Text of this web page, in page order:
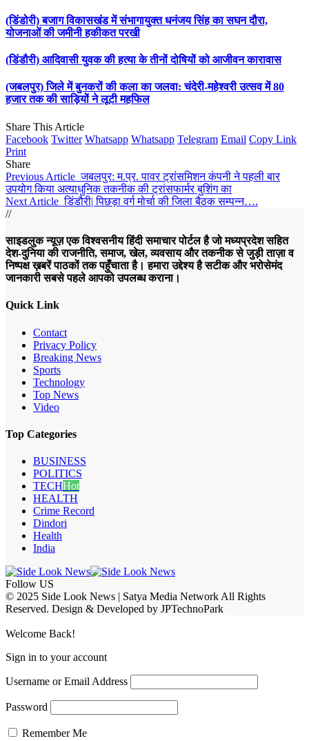
(डिंडोरी) बजाग विकासखंड में संभागायुक्त धनंजय सिंह का सघन दौरा,
योजनाओं की जमीनी हकीकत परखी
(डिंडौरी) आदिवासी युवक की हत्या के तीनों दोषियों को आजीवन कारावास
(जबलपुर) जिले में बुनकरों की कला का जलवा: चंदेरी-महेश्वरी उत्सव में 80
हजार तक की साड़ियों ने लूटी महफिल
Share This Article
Facebook Twitter Whatsapp Whatsapp Telegram Email Copy Link
Print
Share
Previous Article जबलपुर: म.प्र. पावर ट्रांसमिशन कंपनी ने पहली बार
उपयोग किया अत्याधुनिक तकनीक की ट्रांसफार्मर बुशिंग का
Next Article डिंडौरी| पिछड़ा वर्ग मोर्चा की जिला बैठक सम्पन्न….
//
साइडलुक न्यूज़ एक विश्वसनीय हिंदी समाचार पोर्टल है जो मध्यप्रदेश सहित
देश-दुनिया की राजनीति, समाज, खेल, व्यवसाय और तकनीक से जुड़ी ताज़ा व
निष्पक्ष ख़बरें पाठकों तक पहुँचाता है। हमारा उद्देश्य है सटीक और भरोसेमंद
जानकारी सबसे पहले आपको उपलब्ध कराना।
Quick Link
Contact
Privacy Policy
Breaking News
Sports
Technology
Top News
Video
Top Categories
BUSINESS
POLITICS
TECHHot
HEALTH
Crime Record
Dindori
Health
India
Follow US
© 2025 Side Look News | Satya Media Network All Rights
Reserved. Design & Developed by JPTechnoPark
Welcome Back!
Sign in to your account
Username or Email Address
Password
Remember Me